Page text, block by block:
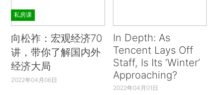
私房课
向松祚：宏观经济70
讲，带你了解国内外
经济大局
2022年04月06日
In Depth: As
Tencent Lays Off
Staff, Is Its ‘Winter’
Approaching?
2022年04月01日